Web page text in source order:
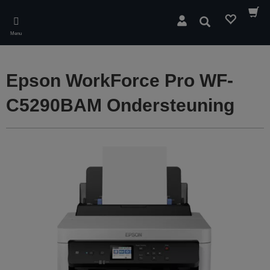
main
content
Menu
Zoeken
Epson WorkForce Pro WF-
C5290BAM Ondersteuning